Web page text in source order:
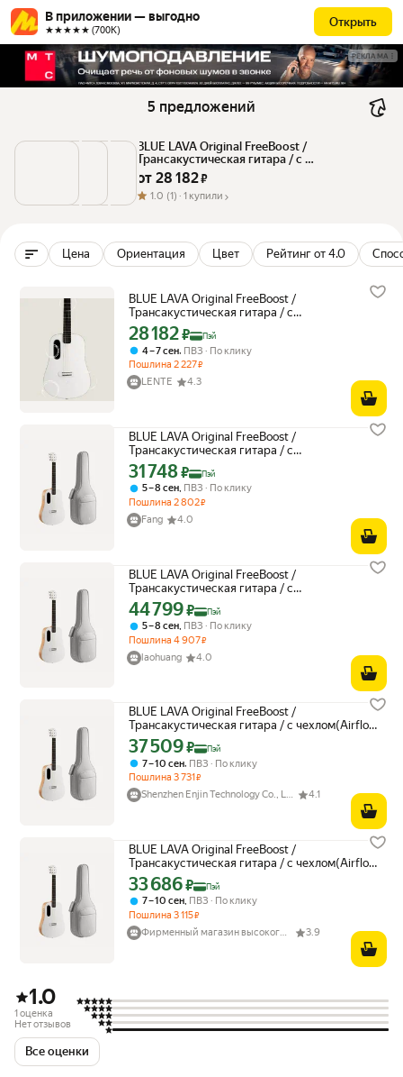
В приложении — выгодно
★★★★★ (700К)
Открыть
РЕКЛАМА
5 предложений
BLUE LAVA Original FreeBoost /
Трансакустическая гитара / с
чехлом(Airflow Bag), цвет белый
от 28 182 ₽
1.0 (1) · 1 купили
Цена Ориентация Цвет Рейтинг от 4.0
BLUE LAVA Original FreeBoost /
Трансакустическая гитара / с
чехлом(Airflow Bag), цвет белый
Цена с картой Яндекс Пэй 28182 ₽ вместо
28 182₽ Пэй
4 – 7 сен, ПВЗ
По клику
Пошлина 2 227₽
LENTE 4.3
BLUE LAVA Original FreeBoost /
Трансакустическая гитара / с
чехлом(Airflow Bag), цвет белый
Цена с картой Яндекс Пэй 31748 ₽ вместо
31 748₽ Пэй
5 – 8 сен, ПВЗ
По клику
Пошлина 2 802₽
Fang 4.0
BLUE LAVA Original FreeBoost /
Трансакустическая гитара / с
чехлом(Airflow Bag), цвет белый
Цена с картой Яндекс Пэй 44799 ₽ вместо
44 799₽ Пэй
5 – 8 сен ПВЗ
По клику
Пошлина 4 907₽
laohuang 4.0
BLUE LAVA Original FreeBoost /
Трансакустическая гитара / с чехлом(Airflow
Bag), цвет белый
Цена с картой Яндекс Пэй 37509 ₽ вместо
37 509₽ Пэй
7 – 10 сен, ПВЗ
По клику
Пошлина 3 731 ₽
Shenzhen Enjin Technology Co., Ltd. 4.1
BLUE LAVA Original FreeBoost /
Трансакустическая гитара / с чехлом(Airflow
Bag), цвет белый
Цена с картой Яндекс Пэй 33686 ₽ вместо
33 686₽ Пэй
7 – 10 сен, ПВЗ
По клику
Пошлина 3 115₽
Фирменный магазин высокого качества. 3.9
1.0
1 оценка
Нет отзывов
Все оценки